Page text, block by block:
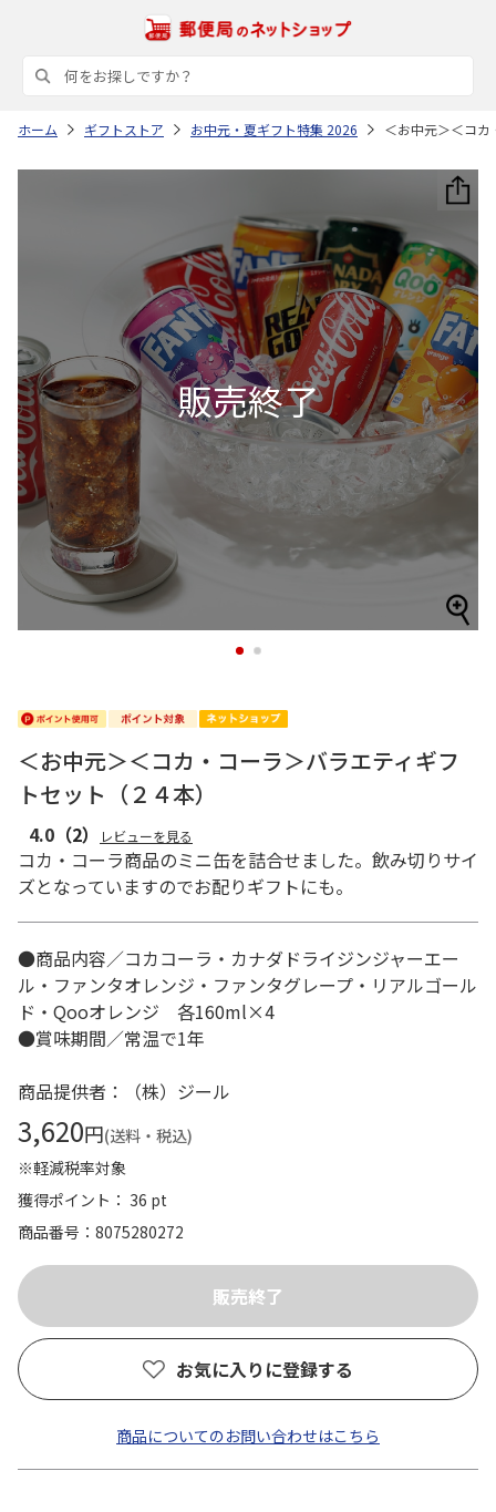
ホーム ギフトストア お中元・夏ギフト特集 2026 ＜お中元＞＜コ
1 2
＜お中元＞＜コカ・コーラ＞バラエティギフ
トセット（２４本）
4.0 （2） レビューを見る
コカ・コーラ商品のミニ缶を詰合せました。飲み切りサイ
ズとなっていますのでお配りギフトにも。
●商品内容／コカコーラ・カナダドライジンジャーエー
ル・ファンタオレンジ・ファンタグレープ・リアルゴール
ド・Qooオレンジ 各160ml×4
●賞味期間／常温で1年
商品提供者：（株）ジール
3,620円(送料・税込)
※軽減税率対象
獲得ポイント： 36 pt
商品番号
8075280272
お気に入りに登録する
商品についてのお問い合わせはこちら